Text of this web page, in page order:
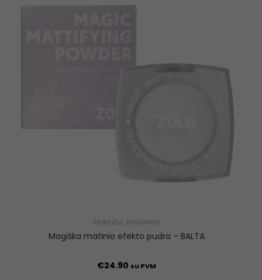
Makiažui, Naujienos
Magiška matinio efekto pudra – BALTA
€24.90 su PVM